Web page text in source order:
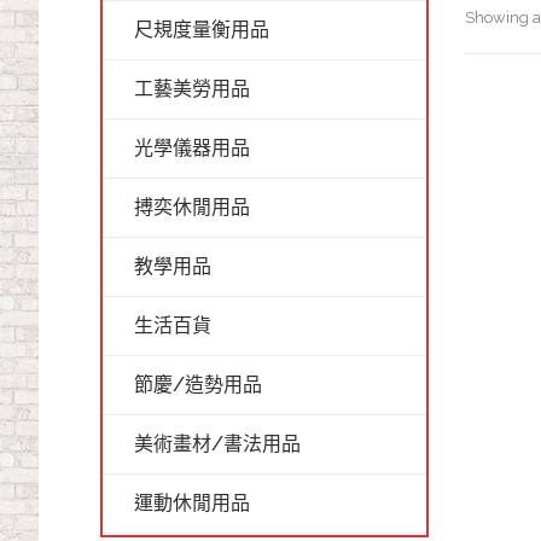
Showing
尺規度量衡用品
工藝美勞用品
光學儀器用品
搏奕休閒用品
教學用品
生活百貨
節慶/造勢用品
美術畫材/書法用品
運動休閒用品